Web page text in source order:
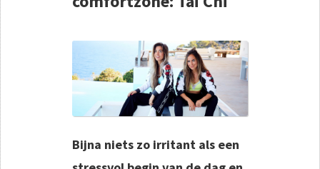
Bijna niets zo irritant als een